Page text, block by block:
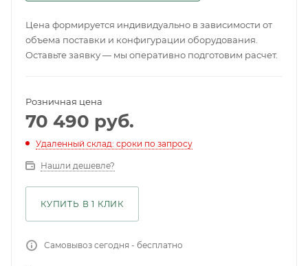
Цена формируется индивидуально в зависимости от
объема поставки и конфигурации оборудования.
Оставьте заявку — мы оперативно подготовим расчет.
Розничная цена
70 490 руб.
Удаленный склад: сроки по запросу
Нашли дешевле?
КУПИТЬ В 1 КЛИК
Самовывоз сегодня - бесплатно